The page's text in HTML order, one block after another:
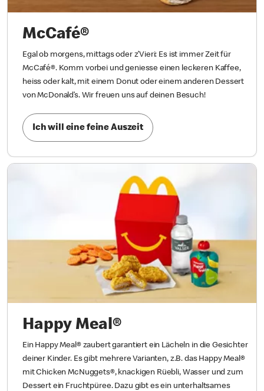
McCafé®
Egal ob morgens, mittags oder z’Vieri: Es ist immer Zeit für
McCafé®. Komm vorbei und geniesse einen leckeren Kaffee,
heiss oder kalt, mit einem Donut oder einem anderen Dessert
von McDonald’s. Wir freuen uns auf deinen Besuch!
Ich will eine feine Auszeit
Happy Meal®
Ein Happy Meal® zaubert garantiert ein Lächeln in die Gesichter
deiner Kinder. Es gibt mehrere Varianten, z.B. das Happy Meal®
mit Chicken McNuggets®, knackigen Rüebli, Wasser und zum
Dessert ein Fruchtpüree. Dazu gibt es ein unterhaltsames